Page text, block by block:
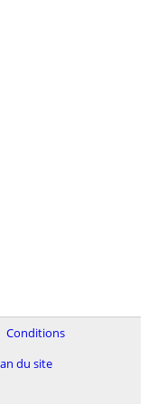
Conditions
du site